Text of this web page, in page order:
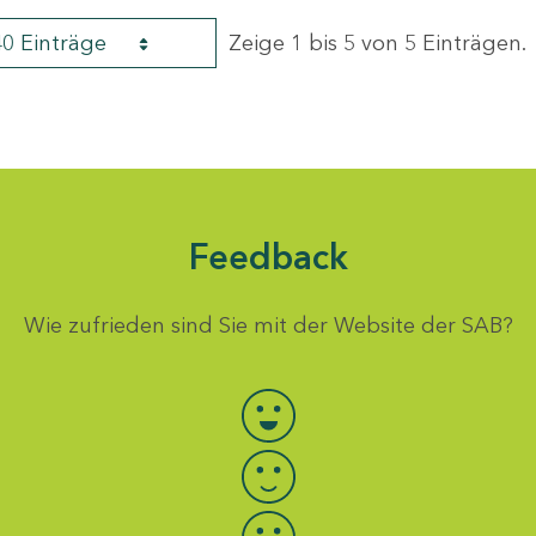
Einträge Zeige 1 bis 5 von 5 Einträgen.
Feedback
Wie zufrieden sind Sie mit der Website der SAB?
Bewertung auswählen